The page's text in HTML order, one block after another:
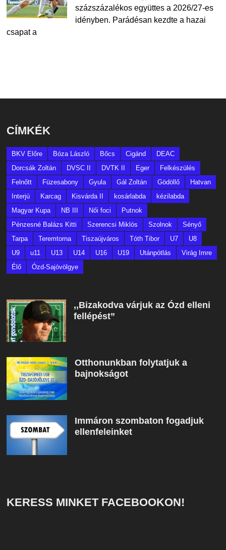
százszázalékos együttes a 2026/27-es
idényben. Parádésan kezdte a hazai
csapat a
CÍMKÉK
BKV Előre Bóza László Bőcs Cigánd
DEAC
Dorcsák Zoltán
DVSC II DVTK II Eger
Felkészülés
Felnőtt
Füzesabony Gyula Gál Zoltán Gödöllő
Hatvan
Interjú
Karcag Kisvárda II kosárlabda
kézilabda
Magyar Kupa
NB III Női foci
Putnok
Pénzesné Balázs Kitti
Szerencsi Miklós Szolnok
Sényő
Tarpa
Teremtorna Tiszaújváros Tóth Tibor U7
U8
U9
u11 U13 U14 U16 U19 Utánpótlás
Virág Imre
Élő
Ózd-Sajóvölgye
,,Bizakodva várjuk az Ózd elleni
fellépést”
Otthonunkban folytatjuk a
bajnokságot
Immáron szombaton fogadjuk
ellenfeleinket
KERESS MINKET FACEBOOKON!